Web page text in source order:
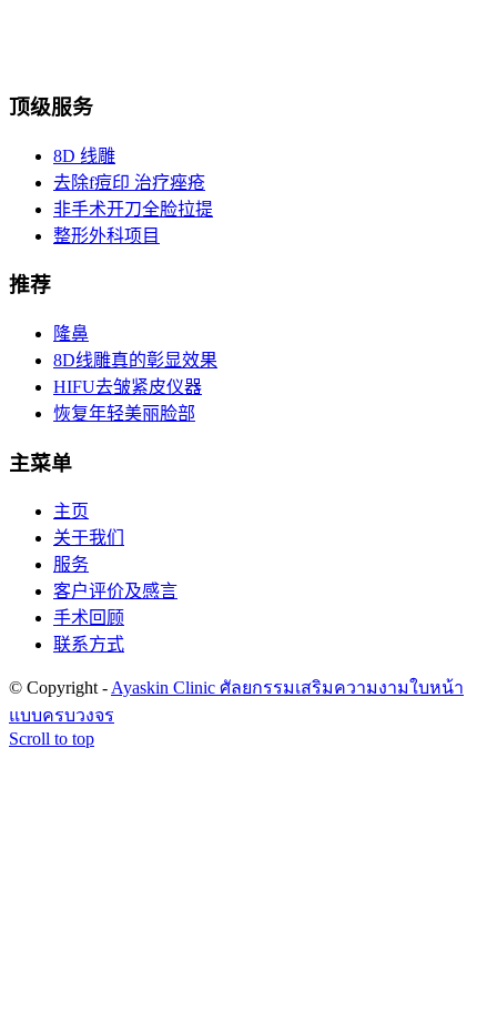
顶级服务
8D 线雕
去除f痘印 治疗痤疮
非手术开刀全脸拉提
整形外科项目
推荐
隆鼻
8D线雕真的彰显效果
HIFU去皱紧皮仪器
恢复年轻美丽脸部
主菜单
主页
关于我们
服务
客户评价及感言
手术回顾
联系方式
© Copyright - Ayaskin Clinic ศัลยกรรมเสริมความงามใบหน้า
แบบครบวงจร
Scroll to top